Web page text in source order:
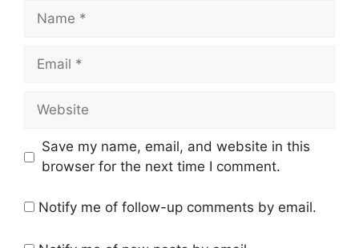
Name
Email
Website
Save my name, email, and website in this
browser for the next time I comment.
Notify me of follow-up comments by email.